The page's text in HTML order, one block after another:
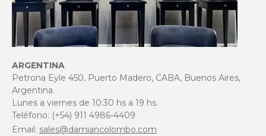
ARGENTINA
Petrona Eyle 450, Puerto Madero, CABA, Buenos Aires,
Argentina.
Lunes a viernes de 10:30 hs a 19 hs.
Teléfono: (+54) 911 4986-4409
Email: sales@damiancolombo.com